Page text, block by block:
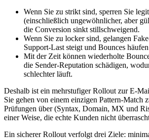
Wenn Sie zu strikt sind, sperren Sie
(einschließlich ungewöhnlicher, aber
die Conversion sinkt stillschweigend.
Wenn Sie zu locker sind, gelangen
Support‑Last steigt und Bounces
Mit der Zeit können wiederholte
die Sender‑Reputation schädigen,
schlechter läuft.
Deshalb ist ein mehrstufiger Rollout zur
Sie gehen von einem einzigen Pattern‑Match
Prüfungen über (Syntax, Domain, MX und
einer Weise, die echte Kunden nicht
Ein sicherer Rollout verfolgt drei Ziele: